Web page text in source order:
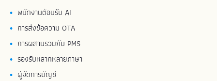
พนักงานต้อนรับ AI
การส่งข้อความ OTA
การผสานรวมกับ PMS
รองรับหลากหลายภาษา
ผู้จัดการบัญชี